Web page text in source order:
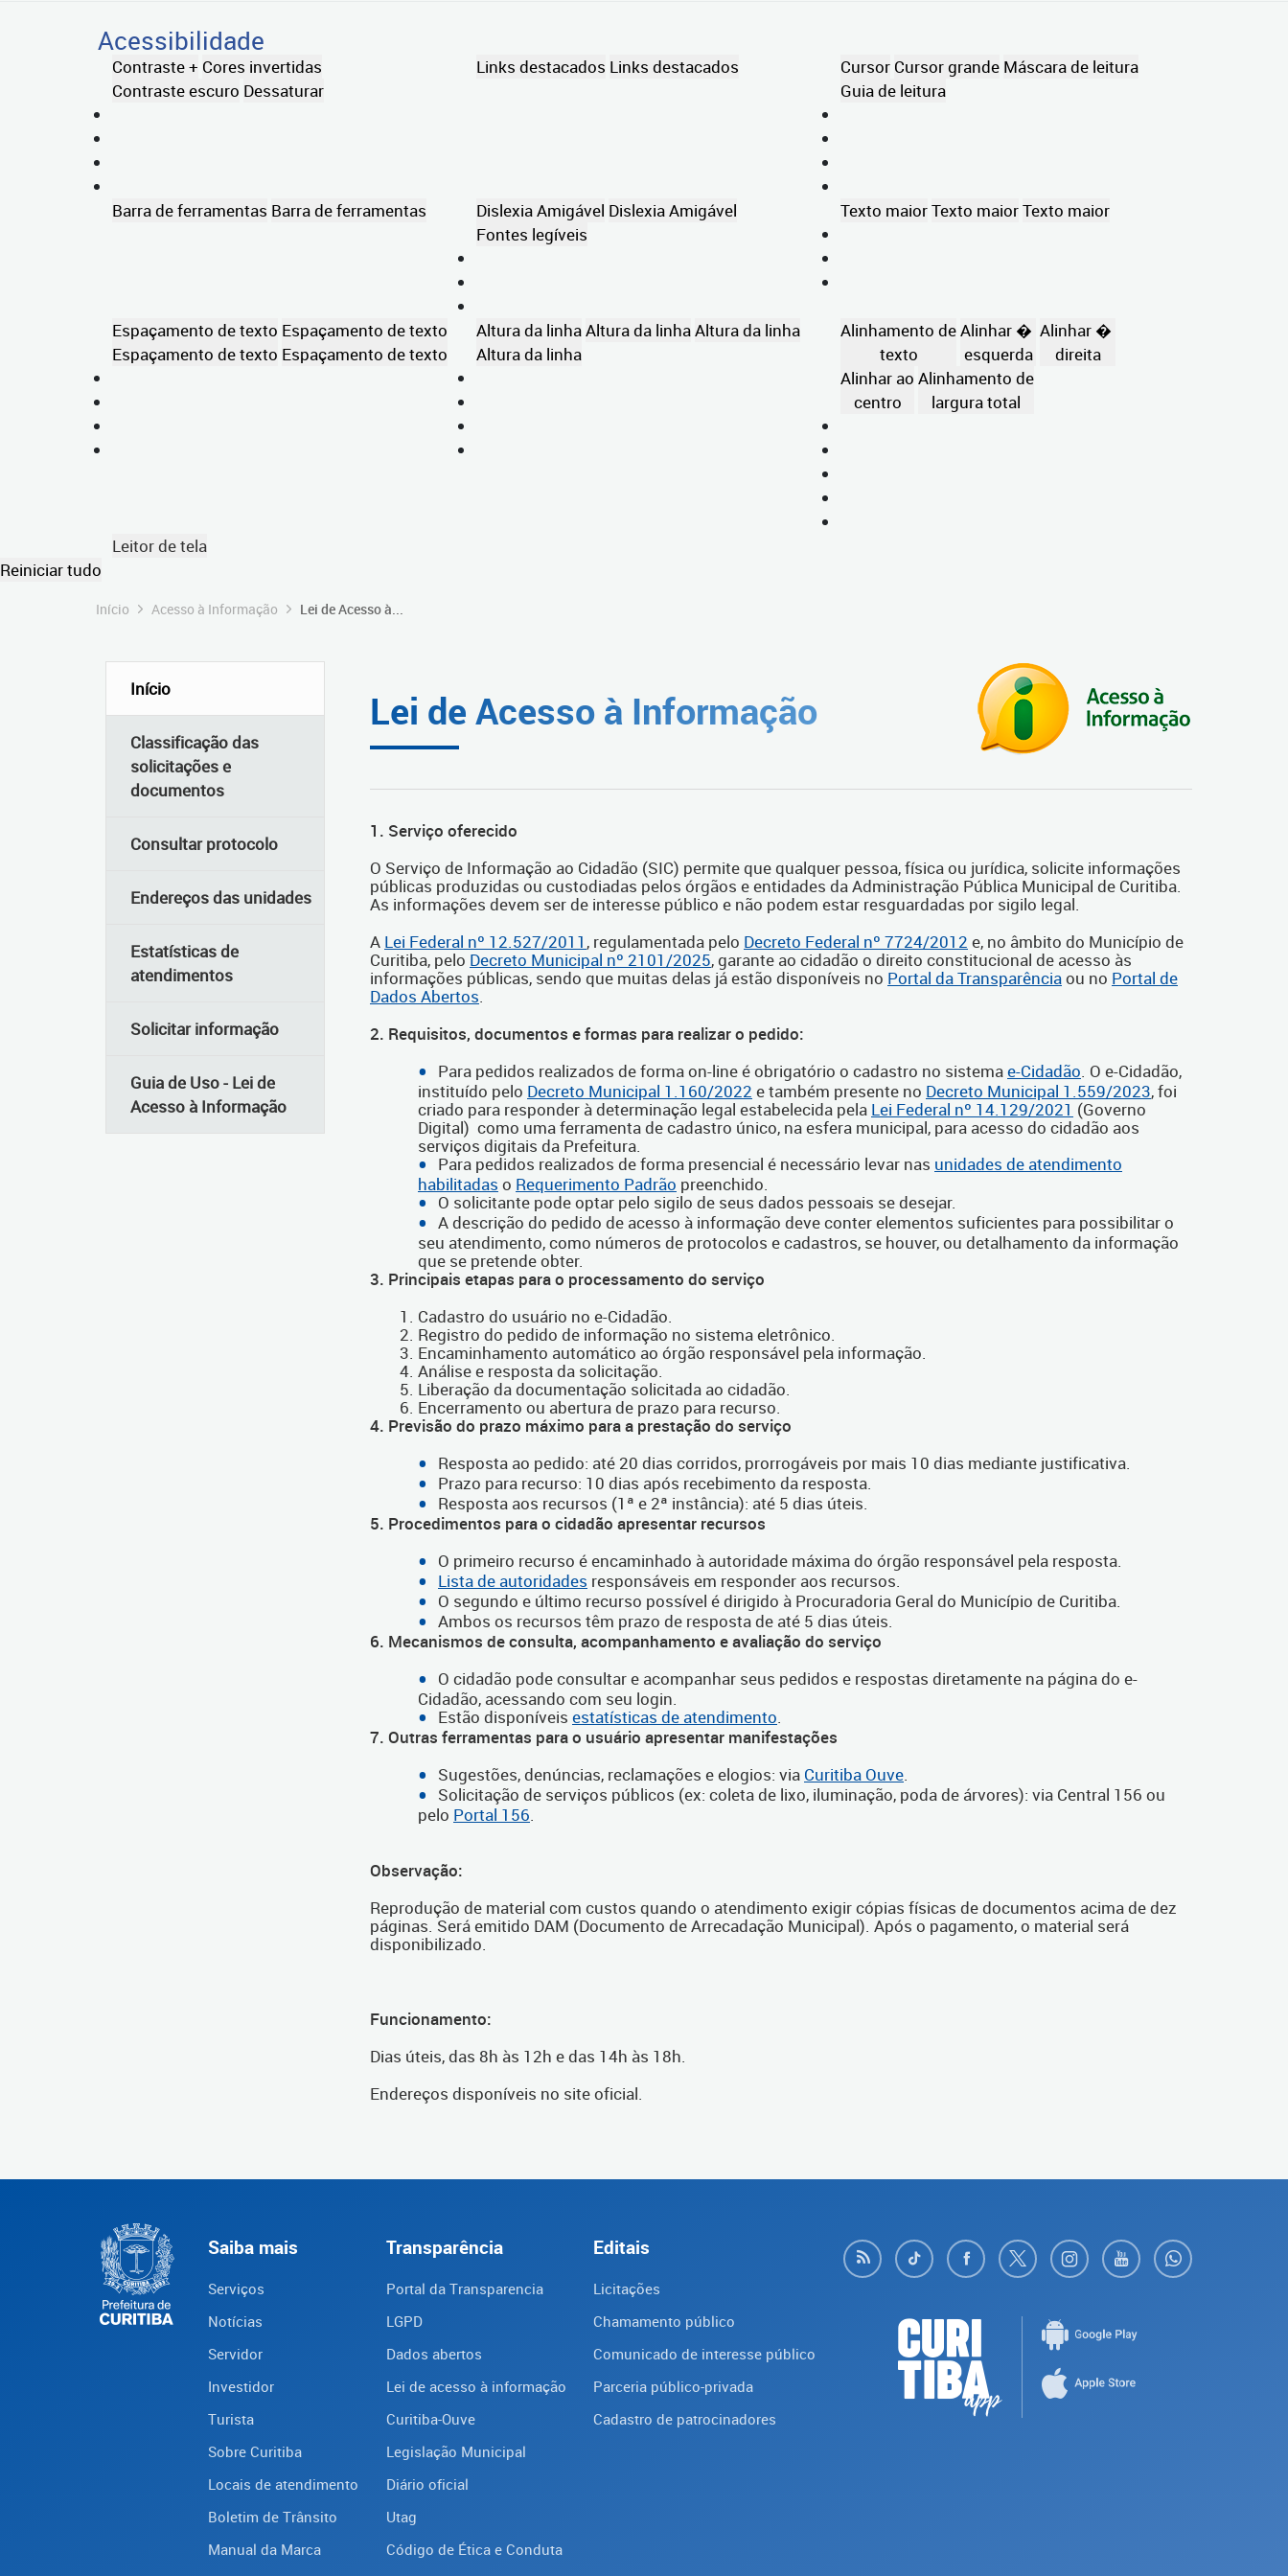
Acessibilidade
Contraste + Cores invertidas
Contraste escuro Dessaturar
Links destacados Links destacados Cursor Cursor grande Máscara de leitura
Guia de leitura
Barra de ferramentas Barra de ferramentas Dislexia Amigável Dislexia Amigável
Fontes legíveis
Texto maiorTexto maiorTexto maior
Espaçamento de texto Espaçamento de texto
Espaçamento de texto Espaçamento de texto
Altura da linhaAltura da linhaAltura da linha
Altura da linha
Alinhamento de
texto
Alinhar �
esquerda
Alinhar �
direita
Alinhar ao
centro
Alinhamento de
largura total
Leitor de tela
Reiniciar tudo
Início Acesso à Informação Lei de Acesso à...
Início
Classificação das
solicitações e
documentos
Consultar protocolo
Endereços das unidades
Estatísticas de
atendimentos
Solicitar informação
Guia de Uso - Lei de
Acesso à Informação
Lei de Acesso à Informação
1. Serviço oferecido
O Serviço de Informação ao Cidadão (SIC) permite que qualquer pessoa, física ou jurídica, solicite informações
públicas produzidas ou custodiadas pelos órgãos e entidades da Administração Pública Municipal de Curitiba.
As informações devem ser de interesse público e não podem estar resguardadas por sigilo legal.
A Lei Federal nº 12.527/2011 , regulamentada pelo Decreto Federal nº 7724/2012 e, no âmbito do Município de
Curitiba, pelo Decreto Municipal nº 2101/2025, garante ao cidadão o direito constitucional de acesso às
informações públicas, sendo que muitas delas já estão disponíveis no Portal da Transparênciaou no Portal de
Dados Abertos
2. Requisitos, documentos e formas para realizar o pedido:
Para pedidos realizados de forma on-line é obrigatório o cadastro no sistemae-Cidadão . O e-Cidadão,
instituído pelo Decreto Municipal 1.160/2022 e também presente no Decreto Municipal 1.559/2023, foi
criado para responder à determinação legal estabelecida pela Lei Federal nº 14.129/2021 (Governo
Digital) como uma ferramenta de cadastro único, na esfera municipal, para acesso do cidadão aos
serviços digitais da Prefeitura.
Para pedidos realizados de forma presencial é necessário levar nas unidades de atendimento
habilitadas o Requerimento Padrão preenchido.
O solicitante pode optar pelo sigilo de seus dados pessoais se desejar.
A descrição do pedido de acesso à informação deve conter elementos suficientes para possibilitar o
seu atendimento, como números de protocolos e cadastros, se houver, ou detalhamento da informação
que se pretende obter.
3. Principais etapas para o processamento do serviço
Cadastro do usuário no e-Cidadão.
Registro do pedido de informação no sistema eletrônico.
Encaminhamento automático ao órgão responsável pela informação.
Análise e resposta da solicitação.
Liberação da documentação solicitada ao cidadão.
Encerramento ou abertura de prazo para recurso.
4. Previsão do prazo máximo para a prestação do serviço
Resposta ao pedido: até 20 dias corridos, prorrogáveis por mais 10 dias mediante justificativa.
Prazo para recurso: 10 dias após recebimento da resposta.
Resposta aos recursos (1ª e 2ª instância): até 5 dias úteis.
5. Procedimentos para o cidadão apresentar recursos
O primeiro recurso é encaminhado à autoridade máxima do órgão responsável pela resposta.
Lista de autoridades responsáveis em responder aos recursos.
O segundo e último recurso possível é dirigido à Procuradoria Geral do Município de Curitiba.
Ambos os recursos têm prazo de resposta de até 5 dias úteis.
6. Mecanismos de consulta, acompanhamento e avaliação do serviço
O cidadão pode consultar e acompanhar seus pedidos e respostas diretamente na página do e-
Cidadão, acessando com seu login.
Estão disponíveis estatísticas de atendimento.
7. Outras ferramentas para o usuário apresentar manifestações
Sugestões, denúncias, reclamações e elogios: via Curitiba Ouve.
Solicitação de serviços públicos (ex: coleta de lixo, iluminação, poda de árvores): via Central 156 ou
pelo Portal 156.
Observação:
Reprodução de material com custos quando o atendimento exigir cópias físicas de documentos acima de dez
páginas. Será emitido DAM (Documento de Arrecadação Municipal). Após o pagamento, o material será
disponibilizado.
Funcionamento:
Dias úteis, das 8h às 12h e das 14h às 18h.
Endereços disponíveis no site oficial.
Saiba mais
Serviços
Notícias
Servidor
Investidor
Turista
Sobre Curitiba
Locais de atendimento
Boletim de Trânsito
Manual da Marca
Transparência
Portal da Transparencia
LGPD
Dados abertos
Lei de acesso à informação
Curitiba-Ouve
Legislação Municipal
Diário oficial
Utag
Código de Ética e Conduta
Editais
Licitações
Chamamento público
Comunicado de interesse público
Parceria público-privada
Cadastro de patrocinadores